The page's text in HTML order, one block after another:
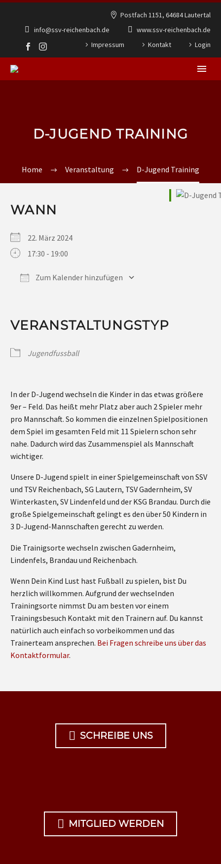
Postfach 1151, 64684 Lautertal
info@ssv-reichenbach.de
www.ssv-reichenbach.de
Impressum
Kontakt Login
D-JUGEND TRAINING
Home Veranstaltung D-Jugend Training
WANN
22. März 2024
17:30 - 19:00
Zum Kalender hinzufügen
VERANSTALTUNGSTYP
Jugendfussball
In der D-Jugend wechseln die Kinder in das etwas größere
9er – Feld. Das heißt mehr Platz aber auch 2 Spieler mehr
pro Mannschaft. So kommen die einzelnen Spielpositionen
dem Spiel im gesamten Feld mit 11 Spielern schon sehr
nahe. Dadurch wird das Zusammenspiel als Mannschaft
wichtiger.
Unsere D-Jugend spielt in einer Spielgemeinschaft von SSV
und TSV Reichenbach, SG Lautern, TSV Gadernheim, SV
Winterkasten, SV Lindenfeld und der KSG Brandau. Durch die
große Spielgemeinschaft gelingt es den über 50 Kindern in
3 D-Jugend-Mannschaften gerecht zu werden.
Die Trainigsorte wechseln zwischen Gadernheim,
Lindenfels, Brandau und Reichenbach.
Wenn Dein Kind Lust hast Fußball zu spielen, bist Du
herzlich willkommen. Aufgrund der wechselnden
Trainingsorte nimmst Du am besten vor einem
Trainingsbesuch Kontakt mit den Trainern auf. Du kannst
natürlich auch einfach so vorbeikommen und das
Trainerteam ansprechen. Bei Fragen schreibe uns über das
Kontaktformular.
 SCHREIBE UNS
 MITGLIED WERDEN